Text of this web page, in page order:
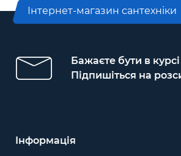
Інтернет-магазин сантехніки
Бажаєте бути в
Підпишіться на
Інформація